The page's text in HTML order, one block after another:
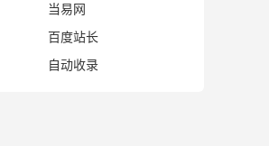
当易网
百度站长
自动收录